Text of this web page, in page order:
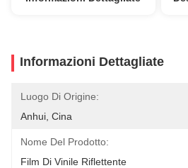
Informazioni Dettagliate
Luogo Di Origine:
Anhui, Cina
Nome Del Prodotto:
Film Di Vinile Riflettente